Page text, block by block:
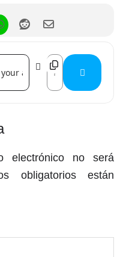
- Rafael Altamira: la obra
Destination
electrónico no será
obligatorios están